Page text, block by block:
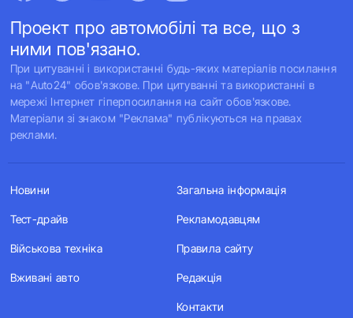
Проект про автомобілі та все, що з
ними пов'язано.
При цитуванні і використанні будь-яких матеріалів посилання
на "Auto24" обов'язкове. При цитуванні та використанні в
мережі Інтернет гіперпосилання на сайт обов'язкове.
Матеріали зі знаком "Реклама" публікуються на правах
реклами.
Новини
Тест-драйв
Військова техніка
Вживані авто
Загальна інформація
Рекламодавцям
Правила сайту
Редакція
Контакти